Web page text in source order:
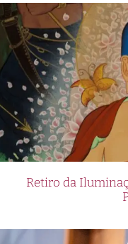
Retiro da